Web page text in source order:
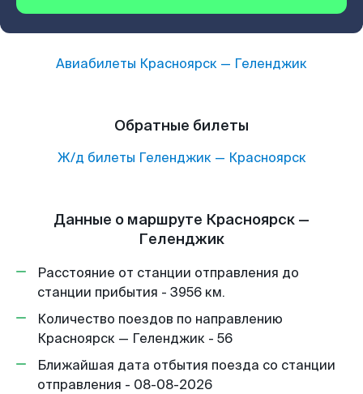
Авиабилеты Красноярск — Геленджик
Обратные билеты
Ж/д билеты Геленджик— Красноярск
Данные о маршруте Красноярск —
Геленджик
Расстояние от станции отправления до
станции прибытия - 3956 км.
Количество поездов по направлению
Красноярск — Геленджик - 56
Ближайшая дата отбытия поезда со станции
отправления - 08-08-2026